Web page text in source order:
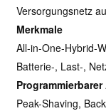
Versorgungsnetz
Merkmale
All-in-One-Hybrid-
Batterie-, Last-,
Peak-Shaving,